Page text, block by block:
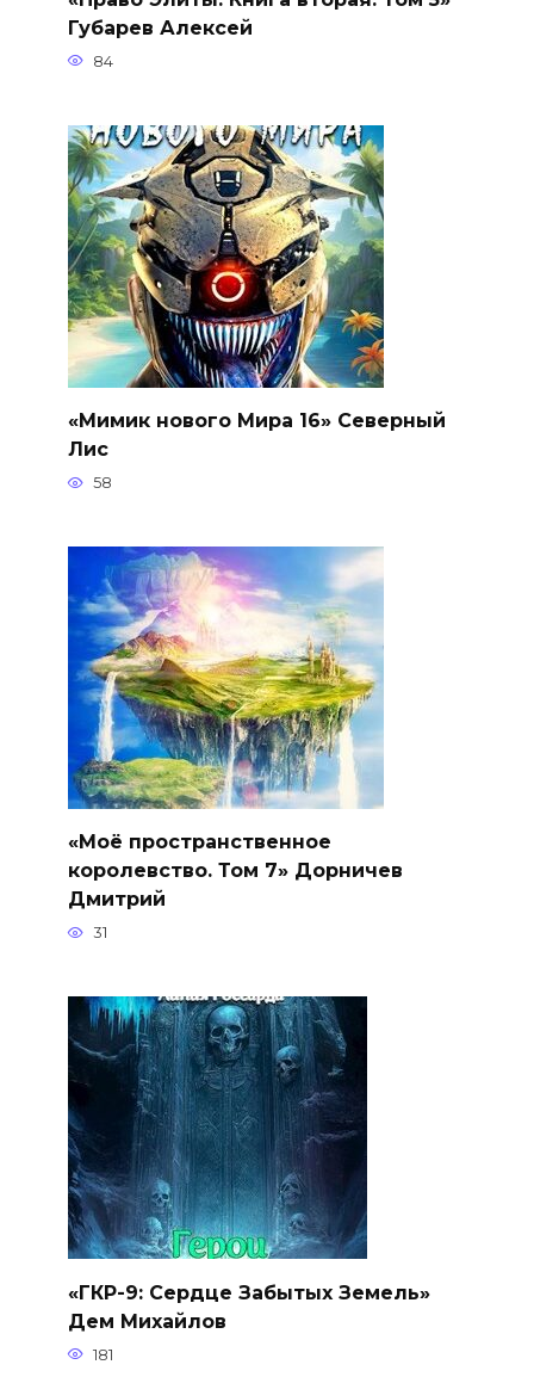
Губарев Алексей
84
«Мимик нового Мира 16» Северный
Лис
58
«Моё пространственное
королевство. Том 7» Дорничев
Дмитрий
31
«ГКР-9: Сердце Забытых Земель»
Дем Михайлов
181